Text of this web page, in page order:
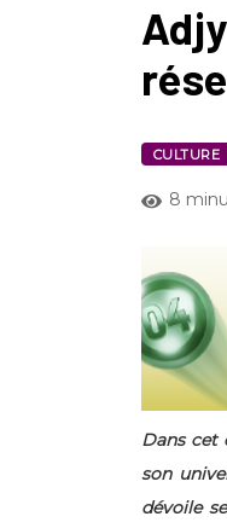
CULTURE
8
Dans cet
son
dévoile